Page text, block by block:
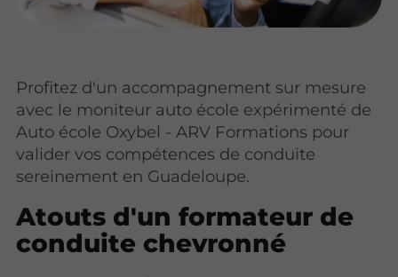
Profitez d'un accompagnement sur mesure
avec le moniteur auto école expérimenté de
Auto école Oxybel - ARV Formations pour
valider vos compétences de conduite
sereinement en Guadeloupe.
Atouts d'un formateur de
conduite chevronné